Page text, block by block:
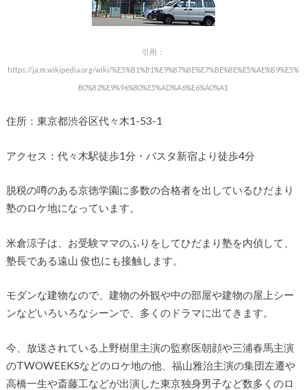
引用：
https://ja.m.wikipedia.org/wiki/%E5%B1%B1%E9%87%8E%E7%BE%8E%E5%AE%B9%E5%
B0%82%E9%96%80%E5%AD%A6%E6%A0%A1
住所：東京都渋谷区代々木1-53-1
アクセス：代々木駅徒歩1分・バスタ新宿より徒歩4分
脱税の噂のある京徳学園に多数の合格者を出しているひだまり
塾のロケ地になっています。
米倉涼子は、お受験ママのふりをしてひだまり塾を内偵して、
塾長である遠山 俊也にも接触します。
モダンな建物なので、建物の外観や中の部屋や建物の屋上シー
ンなどいろいろなシーンで、多くのドラマに出てきます。
今、放送されている上野樹里主演の監察医朝顔や三浦春馬主演
のTWOWEEKSなどのロケ地の他、福山雅治主演の集団左遷や
高橋一生や斎藤工などが出演した東京独身男子など数多くのロ